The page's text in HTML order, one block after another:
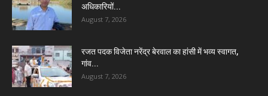
अधिकारियों...
August 7, 2026
रजत पदक विजेता नरेंद्र बेरवाल का हांसी में भव्य स्वागत,
गांव...
August 7, 2026